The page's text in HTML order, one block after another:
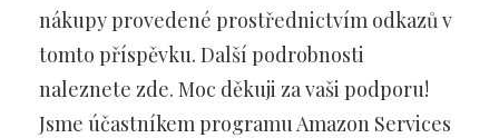
nákupy provedené prostřednictvím odkazů v
tomto příspěvku. Další podrobnosti
naleznete zde. Moc děkuji za vaši podporu!
Jsme účastníkem programu Amazon Services